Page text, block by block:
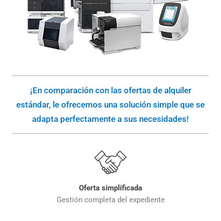
¡En comparación con las ofertas de alquiler
estándar, le ofrecemos una solución simple que se
adapta perfectamente a sus necesidades!
Oferta simplificada
Gestión completa del expediente